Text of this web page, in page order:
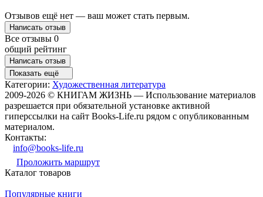
Отзывов ещё нет — ваш может стать первым.
Написать отзыв
Все отзывы 0
общий рейтинг
Написать отзыв
Показать ещё
Категории: Художественная литература
2009-2026 © КНИГАМ ЖИЗНЬ — Использование материалов
разрешается при обязательной установке активной
гиперссылки на сайт Books-Life.ru рядом с опубликованным
материалом.
Контакты:
info@books-life.ru
Проложить маршрут
Каталог товаров
Популярные книги